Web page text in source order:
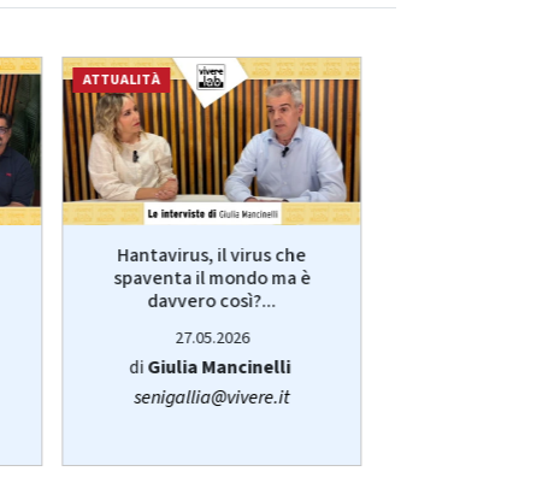
ATTUALITÀ
Hantavirus, il virus che
spaventa il mondo ma è
davvero così?...
27.05.2026
diGiulia Mancinelli
senigallia@vivere.it